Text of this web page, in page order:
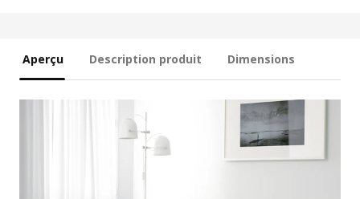
Aperçu Description produit Dimensions